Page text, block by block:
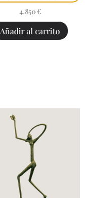
4.850 €
Añadir al carrito